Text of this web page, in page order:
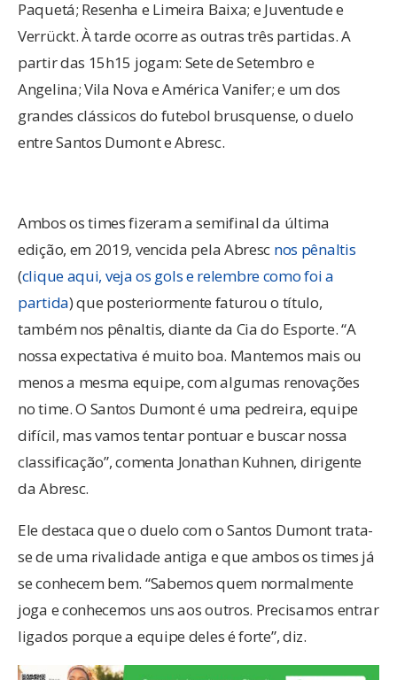
Paquetá; Resenha e Limeira Baixa; e Juventude e
Verrückt. À tarde ocorre as outras três partidas. A
partir das 15h15 jogam: Sete de Setembro e
Angelina; Vila Nova e América Vanifer; e um dos
grandes clássicos do futebol brusquense, o duelo
entre Santos Dumont e Abresc.
Ambos os times fizeram a semifinal da última
edição, em 2019, vencida pela Abresc nos pênaltis
(clique aqui, veja os gols e relembre como foi a
partida) que posteriormente faturou o título,
também nos pênaltis, diante da Cia do Esporte. “A
nossa expectativa é muito boa. Mantemos mais ou
menos a mesma equipe, com algumas renovações
no time. O Santos Dumont é uma pedreira, equipe
difícil, mas vamos tentar pontuar e buscar nossa
classificação”, comenta Jonathan Kuhnen, dirigente
da Abresc.
Ele destaca que o duelo com o Santos Dumont trata-
se de uma rivalidade antiga e que ambos os times já
se conhecem bem. “Sabemos quem normalmente
joga e conhecemos uns aos outros. Precisamos entrar
ligados porque a equipe deles é forte”, diz.